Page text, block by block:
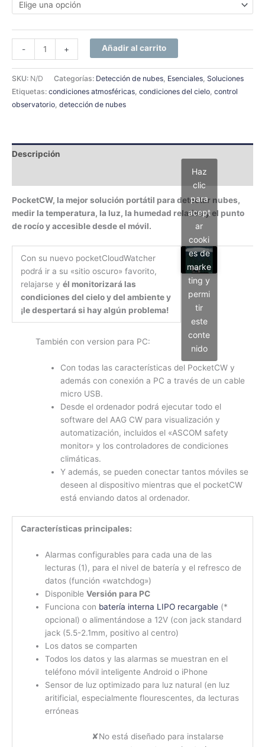
- + Añadir al carrito
SKU: N/D Categorías: Detección de nubes Esenciales Soluciones
Etiquetas: condiciones atmosféricas condiciones del cielo control
observatorio detección de nubes
Descripción
PocketCW, la mejor solución portátil para detectar nubes,
medir la temperatura, la luz, la humedad relativa y el punto
de rocío y accesible desde el móvil.
Con su nuevo pocketCloudWatcher
podrá ir a su «sitio oscuro» favorito,
relajarse y él monitorizará las
condiciones del cielo y del ambiente y
¡le despertará si hay algún problema!
Haz
clic
para
acept
ar
cooki
es de
marke
ting y
permi
tir
este
conte
nido
También con version para PC:
Con todas las características del PocketCW y
además con conexión a PC a través de un cable
micro USB.
Desde el ordenador podrá ejecutar todo el
software del AAG CW para visualización y
automatización, incluidos el «ASCOM safety
monitor» y los controladores de condiciones
climáticas.
Y además, se pueden conectar tantos móviles se
deseen al dispositivo mientras que el pocketCW
está enviando datos al ordenador.
Características principales:
Alarmas configurables para cada una de las
lecturas (1), para el nivel de batería y el refresco de
datos (función «watchdog»)
Disponible Versión para PC
Funciona con batería interna LIPO recargable (*
opcional) o alimentándose a 12V (con jack standard
jack (5.5-2.1mm, positivo al centro)
Los datos se comparten
Todos los datos y las alarmas se muestran en el
teléfono móvil inteligente Android o iPhone
Sensor de luz optimizado para luz natural (en luz
aritificial, especialmente flourescentes, da lecturas
erróneas
✘No está diseñado para instalarse